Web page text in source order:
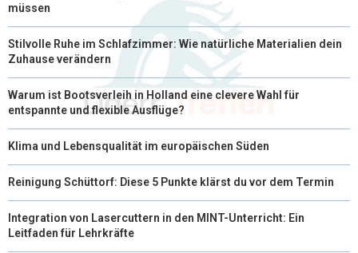
müssen
Stilvolle Ruhe im Schlafzimmer: Wie natürliche Materialien dein
Zuhause verändern
Warum ist Bootsverleih in Holland eine clevere Wahl für
entspannte und flexible Ausflüge?
Klima und Lebensqualität im europäischen Süden
Reinigung Schüttorf: Diese 5 Punkte klärst du vor dem Termin
Integration von Lasercuttern in den MINT-Unterricht: Ein
Leitfaden für Lehrkräfte